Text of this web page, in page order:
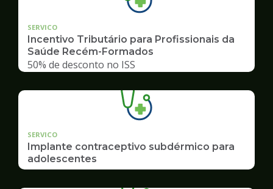
SERVICO
Incentivo Tributário para Profissionais da
Saúde Recém-Formados
50% de desconto no ISS
SERVICO
Implante contraceptivo subdérmico para
adolescentes